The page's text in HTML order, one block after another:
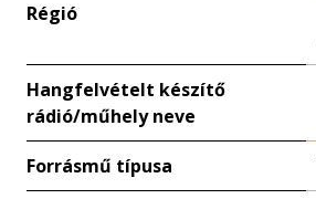
Régió
Hangfelvételt készítő
rádió/műhely neve
Forrásmű típusa